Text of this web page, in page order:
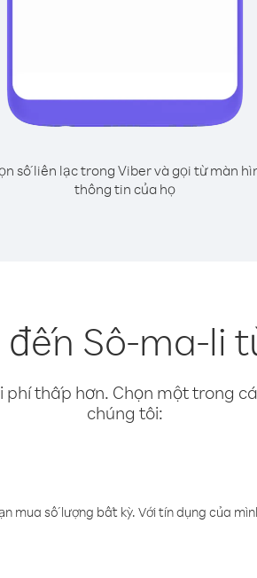
số liên lạc trong Viber và gọi từ màn
thông tin của họ
đến Sô-ma-li
thấp hơn. Chọn một trong
chúng tôi:
mua số lượng bất kỳ. Với tín dụng của